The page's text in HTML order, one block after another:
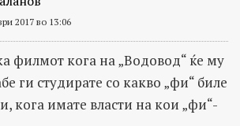
2017 во 13:06
филмот кога на „Водовод“ ќе му
ги студирате со какво „фи“ биле
кога имате власти на кои „фи“-